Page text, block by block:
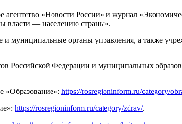
«Новости России» и журнал
власти — населению страны».
муниципальные органы управления, а также
Российской Федерации и муниципальных
«Образование»: https://rosregioninform.ru/category/
https://rosregioninform.ru/category/zdrav/.